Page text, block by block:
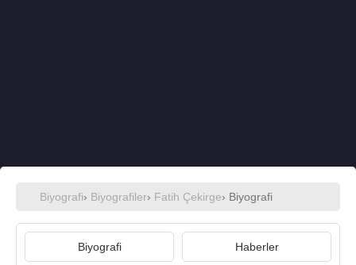
Biyografi› Biyografiler› Fatih Çekirge› Biyografi
Biyografi Haberler